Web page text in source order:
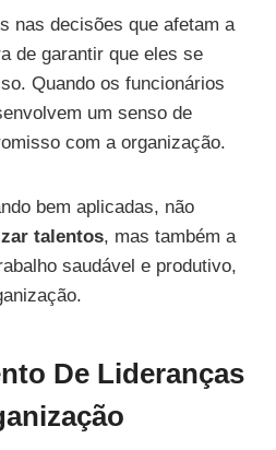
nas decisões que afetam a
de garantir que eles se
Quando os funcionários
um senso de
com a organização.
bem aplicadas, não
talentos, mas também a
saudável e produtivo,
De Lideranças